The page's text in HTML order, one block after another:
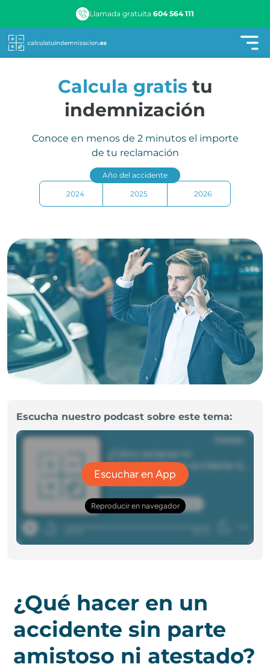
Llamada gratuita604 564 111
Calcula gratistu
indemnización
Conoce en menos de 2 minutos el importe
de tu reclamación
Año del accidente
2024 2025 2026
Escucha nuestro podcast sobre este tema:
¿Qué hacer en un
accidente sin parte
amistoso ni atestado?